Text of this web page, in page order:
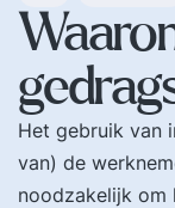
Het gebruik van
van) de
noodzakelijk om